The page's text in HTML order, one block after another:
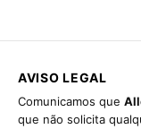
AVISO LEGAL
Comunicamos que
que não solicita